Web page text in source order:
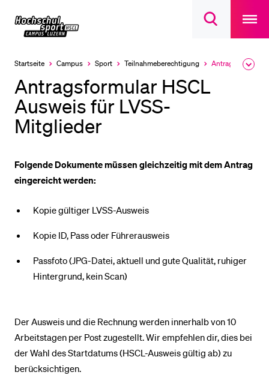
Suchdialog
main
Universität
Startseite Campus Sport Teilnahme­­berechtigung
Aktuell
Antragsformular HSCL
Ausweis für LVSS-
Mitglieder
Folgende Dokumente müssen gleichzeitig mit dem Antrag
eingereicht werden:
Kopie gültiger LVSS-Ausweis
Kopie ID, Pass oder Führerausweis
Passfoto (JPG-Datei, aktuell und gute Qualität, ruhiger
Hintergrund, kein Scan)
Der Ausweis und die Rechnung werden innerhalb von 10
Arbeitstagen per Post zugestellt. Wir empfehlen dir, dies bei
der Wahl des Startdatums (HSCL-Ausweis gültig ab) zu
berücksichtigen.
LETZTE SUCHEN
DIE UNI FÜR…
Schulklassen und Lehrpersonen
Studien­interessierte
Forschende
Mitarbeitende
Alumni
Medien
Vorlesungsverzeichnis
Bibliothek
Sportangebot